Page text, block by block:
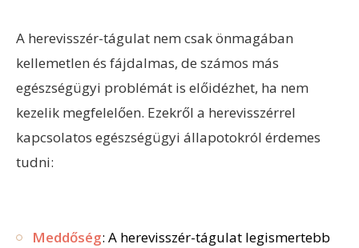
A herevisszér-tágulat nem csak önmagában
kellemetlen és fájdalmas, de számos más
egészségügyi problémát is előidézhet, ha nem
kezelik megfelelően. Ezekről a herevisszérrel
kapcsolatos egészségügyi állapotokról érdemes
tudni:
Meddőség: A herevisszér-tágulat legismertebb